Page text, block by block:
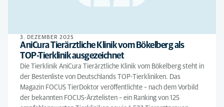
3. DEZEMBER 2025
AniCura Tierärztliche Klinik vom Bökelberg als
TOP-Tierklinik ausgezeichnet
Die Tierklinik AniCura Tierärztliche Klinik vom Bökelberg steht in
der Bestenliste von Deutschlands TOP-Tierkliniken. Das
Magazin FOCUS TierDoktor veröffentlichte – nach dem Vorbild
der bekannten FOCUS-Ärztelisten – ein Ranking von 125